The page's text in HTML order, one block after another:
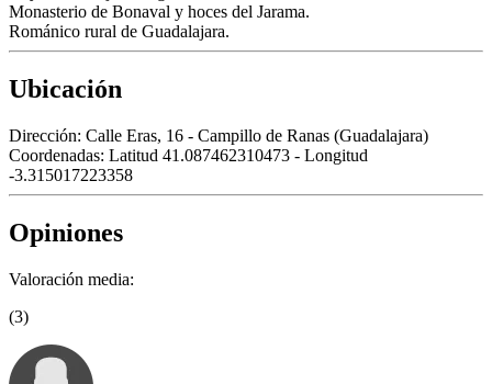
Monasterio de Bonaval y hoces del Jarama.
Románico rural de Guadalajara.
Ubicación
Dirección: Calle Eras, 16 - Campillo de Ranas (Guadalajara)
Coordenadas: Latitud 41.087462310473 - Longitud
-3.315017223358
Opiniones
Valoración media:
(3)